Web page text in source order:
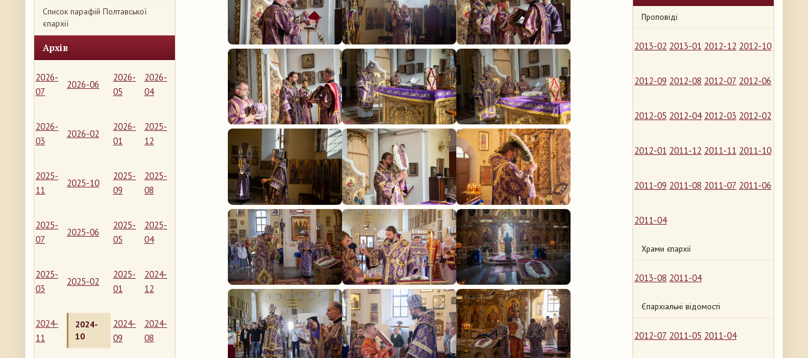
Список парафій Полтавської
єпархії
Архів
2026-
07
2026-06
2026-
05
2026-
04
2026-
03
2026-02
2026-
01
2025-
12
2025-
11
2025-10
2025-
09
2025-
08
2025-
07
2025-06
2025-
05
2025-
04
2025-
03
2025-02
2025-
01
2024-
12
2024-
11
2024-
10
2024-
09
2024-
08
Проповіді
2013-02 2013-01 2012-12 2012-10
2012-09 2012-08 2012-07 2012-06
2012-05 2012-04 2012-03 2012-02
2012-01 2011-12 2011-11 2011-10
2011-09 2011-08 2011-07 2011-06
2011-04
Храми єпархії
2013-08 2011-04
Єпархіальні відомості
2012-07 2011-05 2011-04